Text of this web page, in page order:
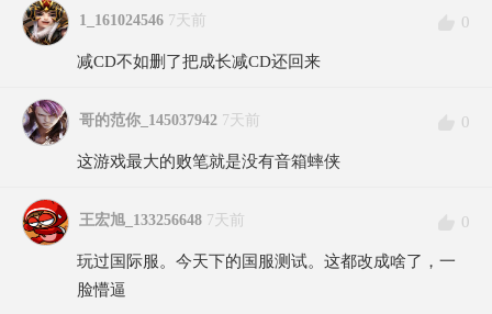
1_161024546 7天前 0
减CD不如删了把成长减CD还回来
哥的范你_145037942 7天前 0
这游戏最大的败笔就是没有音箱蟀侠
王宏旭_133256648 7天前 0
玩过国际服。今天下的国服测试。这都改成啥了，一
脸懵逼